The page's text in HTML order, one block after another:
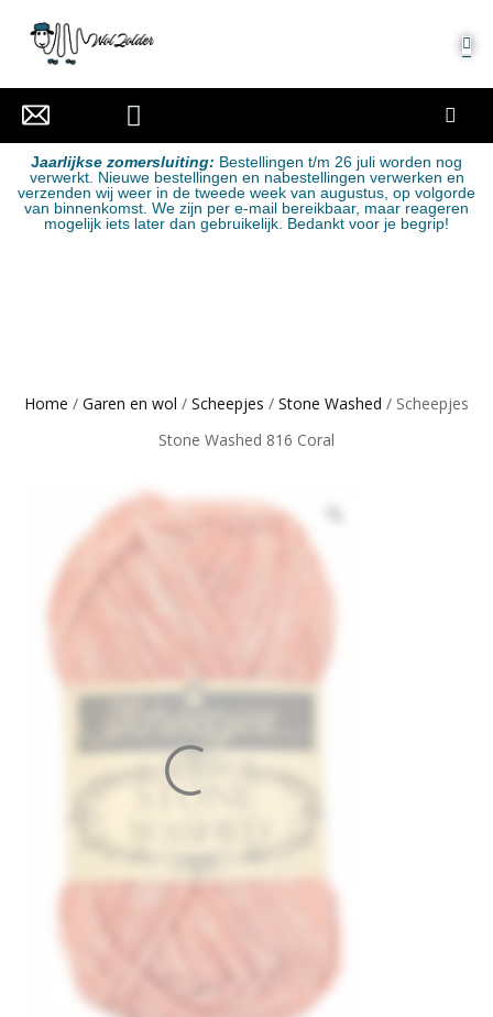
Jaarlijkse zomersluiting: Bestellingen t/m 26 juli worden nog
verwerkt. Nieuwe bestellingen en nabestellingen verwerken en
verzenden wij weer in de tweede week van augustus, op volgorde
van binnenkomst. We zijn per e-mail bereikbaar, maar reageren
mogelijk iets later dan gebruikelijk. Bedankt voor je begrip!
Home / Garen en wol / Scheepjes / Stone Washed / Scheepjes
Stone Washed 816 Coral